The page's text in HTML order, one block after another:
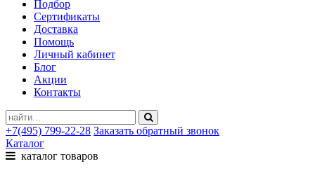
Подбор
Сертификаты
Доставка
Помощь
Личный кабинет
Блог
Акции
Контакты
+7(495) 799-22-28 Заказать обратный звонок
Каталог
каталог товаров